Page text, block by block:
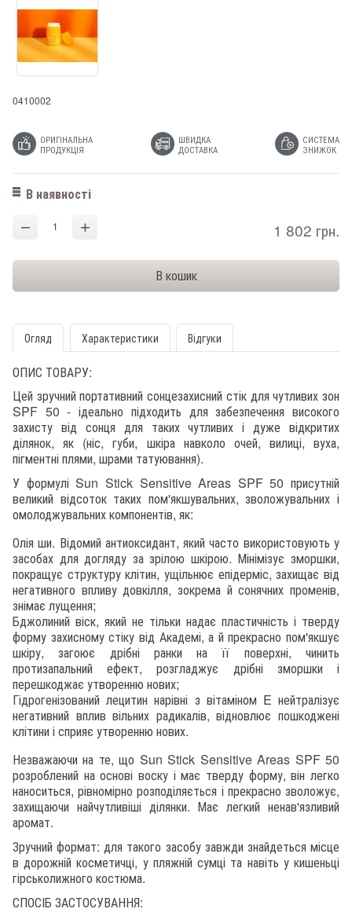
0410002
ОРИГІНАЛЬНА
ПРОДУКЦІЯ
ШВИДКА
ДОСТАВКА
СИСТЕМА
ЗНИЖОК
В наявності
− + 1 802 грн.
Огляд Характеристики Відгуки
ОПИС ТОВАРУ:
Цей зручний портативний сонцезахисний стік для чутливих зон
SPF 50 - ідеально підходить для забезпечення високого
захисту від сонця для таких чутливих і дуже відкритих
ділянок, як (ніс, губи, шкіра навколо очей, вилиці, вуха,
пігментні плями, шрами татуювання).
У формулі Sun Stick Sensitive Areas SPF 50 присутній
великий відсоток таких пом'якшувальних, зволожувальних і
омолоджувальних компонентів, як:
Олія ши. Відомий антиоксидант, який часто використовують у
засобах для догляду за зрілою шкірою. Мінімізує зморшки,
покращує структуру клітин, ущільнює епідерміс, захищає від
негативного впливу довкілля, зокрема й сонячних променів,
знімає лущення;
Бджолиний віск, який не тільки надає пластичність і тверду
форму захисному стіку від Академі, а й прекрасно пом'якшує
шкіру, загоює дрібні ранки на її поверхні, чинить
протизапальний ефект, розгладжує дрібні зморшки і
перешкоджає утворенню нових;
Гідрогенізований лецитин нарівні з вітаміном E нейтралізує
негативний вплив вільних радикалів, відновлює пошкоджені
клітини і сприяє утворенню нових.
Незважаючи на те, що Sun Stick Sensitive Areas SPF 50
розроблений на основі воску і має тверду форму, він легко
наноситься, рівномірно розподіляється і прекрасно зволожує,
захищаючи найчутливіші ділянки. Має легкий ненав'язливий
аромат.
Зручний формат: для такого засобу завжди знайдеться місце
в дорожній косметичці, у пляжній сумці та навіть у кишеньці
гірськолижного костюма.
СПОСІБ ЗАСТОСУВАННЯ: